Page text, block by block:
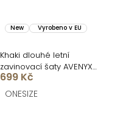
New Vyrobeno v EU
Khaki dlouhé letní
zavinovací šaty AVENYXA
s páskem
699 Kč
ONESIZE